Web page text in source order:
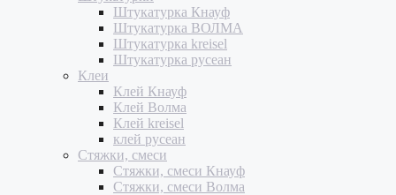
Штукатурка Кнауф
Штукатурка ВОЛМА
Штукатурка kreisel
Штукатурка русеан
Клеи
Клей Кнауф
Клей Волма
Клей kreisel
клей русеан
Стяжки, смеси
Стяжки, смеси Кнауф
Стяжки, смеси Волма